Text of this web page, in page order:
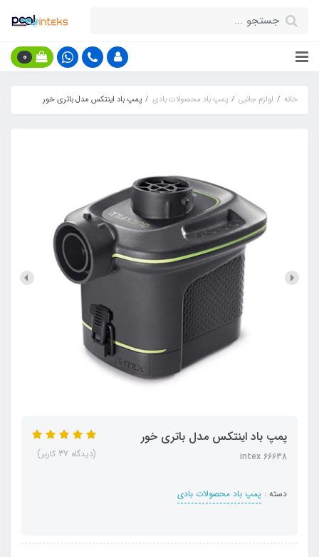
0
خانه لوازم جانبی پمپ باد محصولات بادی پمپ باد اینتکس مدل باتری خور
پمپ باد اینتکس مدل باتری خور
intex 66638
دسته : پمپ باد محصولات بادی
(دیدگاه 37 کاربر)